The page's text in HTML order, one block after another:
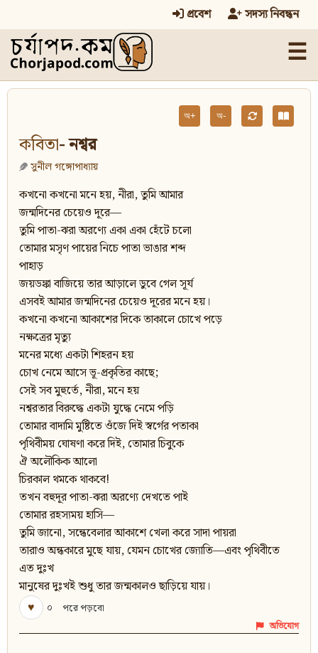
প্রবেশ সদস্য নিবন্ধন
☰
অ+ অ-
কবিতা- নশ্বর
সুনীল গঙ্গোপাধ্যায়
কখনো কখনো মনে হয়, নীরা, তুমি আমার
জন্মদিনের চেয়েও দূরে—
তুমি পাতা-ঝরা অরণ্যে একা একা হেঁটে চলো
তোমার মসৃণ পায়ের নিচে পাতা ভাঙার শব্দ
পাহাড়
জয়ডঙ্কা বাজিয়ে তার আড়ালে ডুবে গেল সূর্য
এসবই আমার জন্মদিনের চেয়েও দূরের মনে হয়।
কখনো কখনো আকাশের দিকে তাকালে চোখে পড়ে
নক্ষত্রের মৃত্যু
মনের মধ্যে একটা শিহরন হয়
চোখ নেমে আসে ভূ-প্রকৃতির কাছে;
সেই সব মুহুর্তে, নীরা, মনে হয়
নশ্বরতার বিরুদ্ধে একটা যুদ্ধে নেমে পড়ি
তোমার বাদামি মুষ্টিতে ওঁজে দিই স্বর্গের পতাকা
পৃথিবীময় ঘোষণা করে দিই, তোমার চিবুকে
ঐ অলৌকিক আলো
চিরকাল থমকে থাকবে!
তখন বহুদূর পাতা-ঝরা অরণ্যে দেখতে পাই
তোমার রহস্যময় হাসি—
তুমি জানো, সন্ধেবেলার আকাশে খেলা করে সাদা পায়রা
তারাও অন্ধকারে মুছে যায়, যেমন চোখের জ্যোতি—এবং পৃথিবীতে
এত দুঃখ
মানুষের দুঃখই শুধু তার জন্মকালও ছাড়িয়ে যায়।
♥
০ পরে পড়বো
অভিযোগ